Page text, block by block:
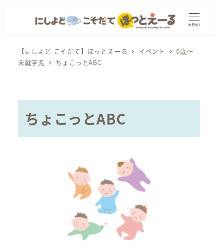
MENU
【にしよど こそだて】ほっとえーる イベント
0歳〜
未就学児
ちょこっとABC
ちょこっとABC